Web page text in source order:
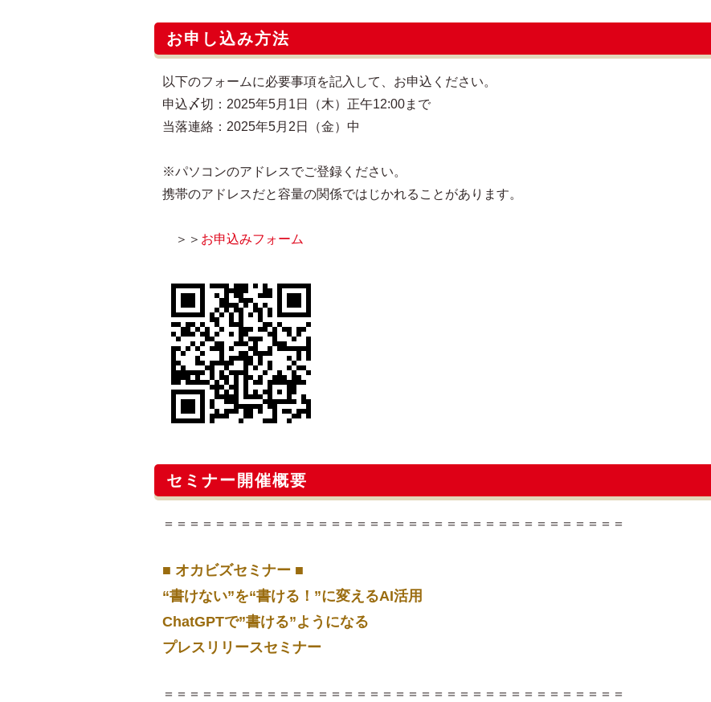
お申し込み方法
以下のフォームに必要事項を記入して、お申込ください。
申込〆切：2025年5月1日（木）正午12:00まで
当落連絡：2025年5月2日（金）中
※パソコンのアドレスでご登録ください。
携帯のアドレスだと容量の関係ではじかれることがあります。
＞＞ お申込みフォーム
セミナー開催概要
＝＝＝＝＝＝＝＝＝＝＝＝＝＝＝＝＝＝＝＝＝＝＝＝＝＝＝＝＝＝＝＝＝＝＝＝
■ オカビズセミナー ■
“書けない”を“書ける！”に変えるAI活用
ChatGPTで”書ける”ようになる
プレスリリースセミナー
＝＝＝＝＝＝＝＝＝＝＝＝＝＝＝＝＝＝＝＝＝＝＝＝＝＝＝＝＝＝＝＝＝＝＝＝